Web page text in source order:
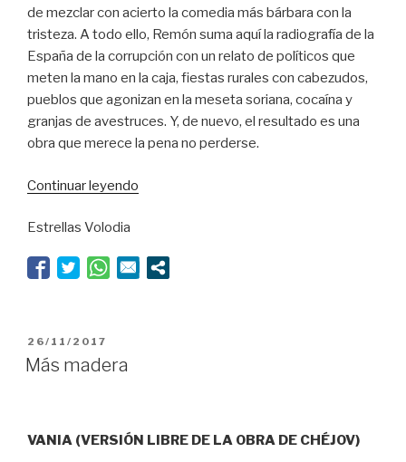
de mezclar con acierto la comedia más bárbara con la
tristeza. A todo ello, Remón suma aquí la radiografía de la
España de la corrupción con un relato de políticos que
meten la mano en la caja, fiestas rurales con cabezudos,
pueblos que agonizan en la meseta soriana, cocaína y
granjas de avestruces. Y, de nuevo, el resultado es una
obra que merece la pena no perderse.
Continuar leyendo
Estrellas Volodia
PUBLICADO
EL
26/11/2017
Más madera
VANIA (VERSIÓN LIBRE DE LA OBRA DE CHÉJOV)